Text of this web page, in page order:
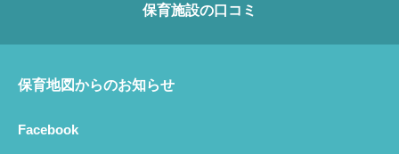
保育施設の口コミ
保育地図からのお知らせ
Facebook